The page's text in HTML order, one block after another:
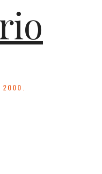
2000.